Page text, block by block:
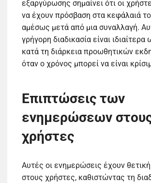
εξαργύρωσης σημαίνει ότι οι
να έχουν πρόσβαση στα κεφάλαιά
αμέσως μετά από μια συναλλαγή.
γρήγορη διαδικασία είναι ιδιαίτερα
κατά τη διάρκεια προωθητικών
όταν ο χρόνος μπορεί να είναι
Επιπτώσεις των
ενημερώσεων
χρήστες
Αυτές οι ενημερώσεις έχουν
στους χρήστες, καθιστώντας τη